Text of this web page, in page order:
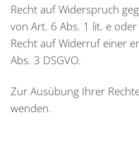
Recht auf Widerspruch
von Art. 6 Abs. 1 lit. e oder
Recht auf Widerruf einer
Abs. 3 DSGVO.
Zur Ausübung Ihrer
wenden.